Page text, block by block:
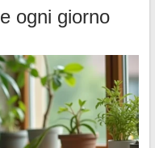
ogni giorno